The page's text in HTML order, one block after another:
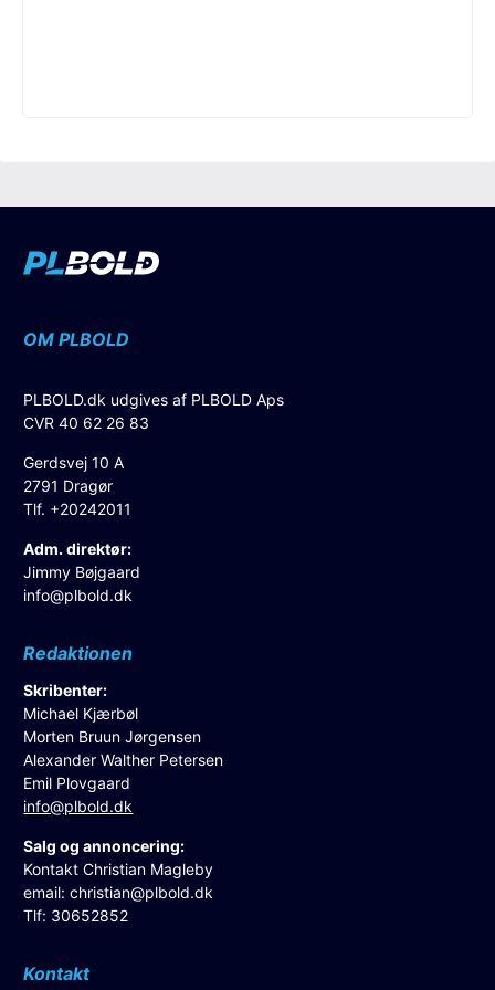
OM PLBOLD
PLBOLD.dk udgives af PLBOLD Aps
CVR 40 62 26 83
Gerdsvej 10 A
2791 Dragør
Tlf. +20242011
Adm. direktør:
Jimmy Bøjgaard
info@plbold.dk
Redaktionen
Skribenter:
Michael Kjærbøl
Morten Bruun Jørgensen
Alexander Walther Petersen
Emil Plovgaard
info@plbold.dk
Salg og annoncering:
Kontakt Christian Magleby
email:christian@plbold.dk
Tlf: 30652852
Kontakt